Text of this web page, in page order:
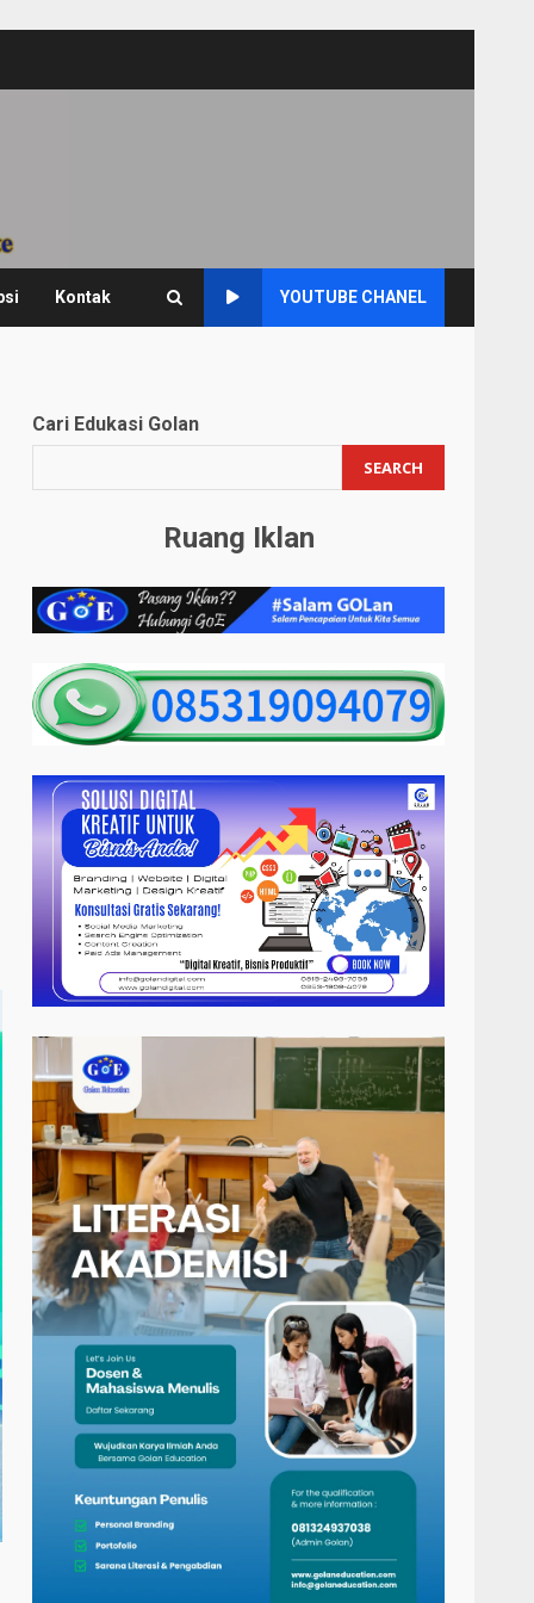
Kontak YOUTUBE CHANEL
Cari Edukasi Golan
SEARCH
Ruang Iklan